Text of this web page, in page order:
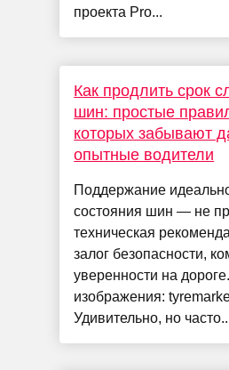
проекта Pro...
Как продлить срок
шин: простые
которых забывают
опытные водители
Поддержание
состояния шин — не
техническая
залог безопасности,
уверенности на
изображения:
Удивительно, но